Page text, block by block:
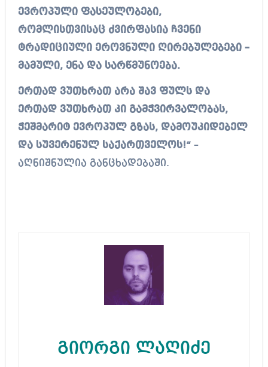
ევროპული ფასეულობები,
რომლისთვისაც ძვირფასია ჩვენი
ტრადიციული ეროვნული ღირებულებები –
მამული, ენა და სარწმუნოება.
ერთად ვუთხრათ არა შავ ფულს და
ერთად ვუთხრათ კი გამჭვირვალობას,
ჭეშმარიტ ევროპულ გზას, დამოუკიდებელ
და სუვერენულ საქართველოს!“–
აღნიშნულია განცხადებაში.
გიორგი ლაღიძე